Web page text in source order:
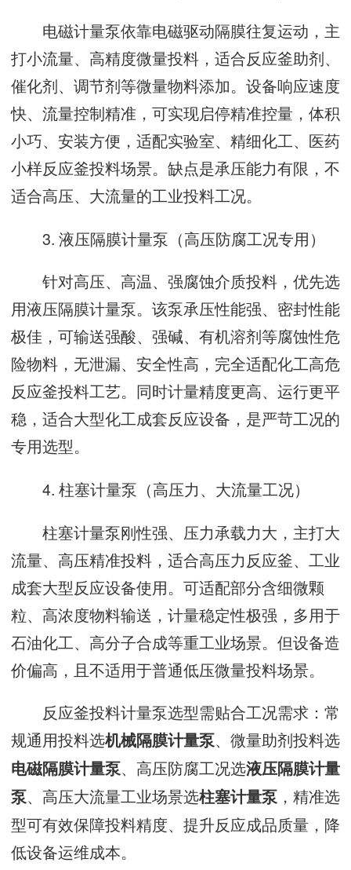
电磁计量泵依靠电磁驱动隔膜往复运动，主
打小流量、高精度微量投料，适合反应釜助剂、
催化剂、调节剂等微量物料添加。设备响应速度
快、流量控制精准，可实现启停精准控量，体积
小巧、安装方便，适配实验室、精细化工、医药
小样反应釜投料场景。缺点是承压能力有限，不
适合高压、大流量的工业投料工况。
3. 液压隔膜计量泵（高压防腐工况专用）
针对高压、高温、强腐蚀介质投料，优先选
用液压隔膜计量泵。该泵承压性能强、密封性能
极佳，可输送强酸、强碱、有机溶剂等腐蚀性危
险物料，无泄漏、安全性高，完全适配化工高危
反应釜投料工艺。同时计量精度更高、运行更平
稳，适合大型化工成套反应设备，是严苛工况的
专用选型。
4. 柱塞计量泵（高压力、大流量工况）
柱塞计量泵刚性强、压力承载力大，主打大
流量、高压精准投料，适合高压力反应釜、工业
成套大型反应设备使用。可适配部分含细微颗
粒、高浓度物料输送，计量稳定性极强，多用于
石油化工、高分子合成等重工业场景。但设备造
价偏高，且不适用于普通低压微量投料场景。
反应釜投料计量泵选型需贴合工况需求：常
规通用投料选机械隔膜计量泵、微量助剂投料选
电磁隔膜计量泵、高压防腐工况选液压隔膜计量
泵、高压大流量工业场景选柱塞计量泵 ，精准选
型可有效保障投料精度、提升反应成品质量，降
低设备运维成本。